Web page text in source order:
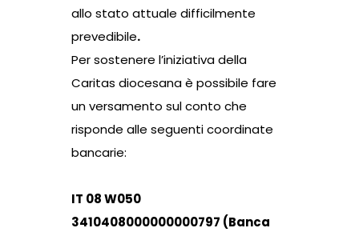
allo stato attuale difficilmente
prevedibile.
Per sostenere l’iniziativa della
Caritas diocesana è possibile fare
un versamento sul conto che
risponde alle seguenti coordinate
bancarie:
IT 08 W050
3410408000000000797 (Banca